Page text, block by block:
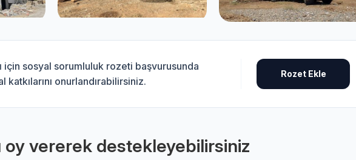
için sosyal sorumluluk rozeti başvurusunda
katkılarını onurlandırabilirsiniz.
Rozet Ekle
oy vererek destekleyebilirsiniz